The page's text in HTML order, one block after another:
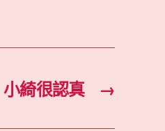
→
小綺很認真